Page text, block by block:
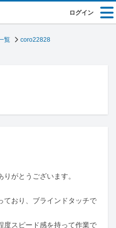
ログイン
覧 coro22828
がとうございます。
ており、ブラインドタッチで
度スピード感を持って作業で